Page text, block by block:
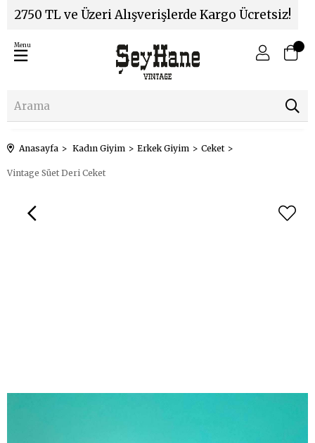
2750 TL ve Üzeri Alışverişlerde Kargo Ücretsiz!
Menu
Anasayfa Kadın Giyim Erkek Giyim Ceket
Vintage Süet Deri Ceket